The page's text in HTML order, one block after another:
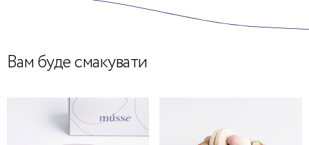
Вам буде смакувати